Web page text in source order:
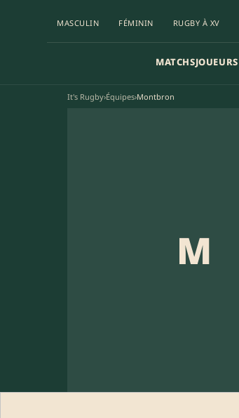
MASCULIN FÉMININ RUGBY À XV
MATCHSJOUEURS
It's Rugby›Équipes›Montbron
M